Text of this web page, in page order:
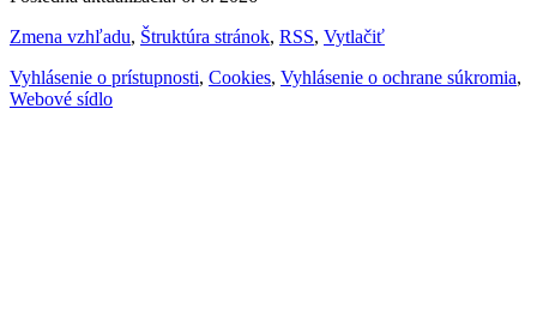
Zmena vzhľadu, Štruktúra stránok, RSS, Vytlačiť
Vyhlásenie o prístupnosti, Cookies, Vyhlásenie o ochrane súkromia,
Webové sídlo